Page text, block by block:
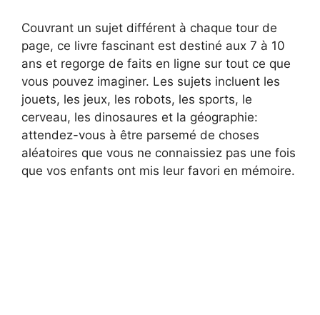
Couvrant un sujet différent à chaque tour de
page, ce livre fascinant est destiné aux 7 à 10
ans et regorge de faits en ligne sur tout ce que
vous pouvez imaginer. Les sujets incluent les
jouets, les jeux, les robots, les sports, le
cerveau, les dinosaures et la géographie:
attendez-vous à être parsemé de choses
aléatoires que vous ne connaissiez pas une fois
que vos enfants ont mis leur favori en mémoire.